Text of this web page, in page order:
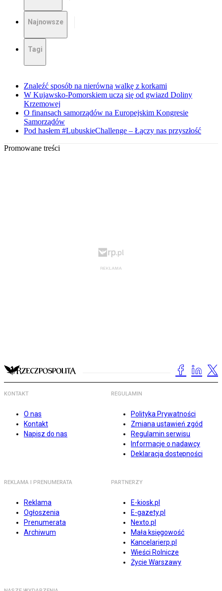
Najnowsze
Tagi
Znaleźć sposób na nierówną walkę z korkami
W Kujawsko-Pomorskiem uczą się od gwiazd Doliny
Krzemowej
O finansach samorządów na Europejskim Kongresie
Samorządów
Pod hasłem #LubuskieChallenge – Łączy nas przyszłość
Promowane treści
KONTAKT
O nas
Kontakt
Napisz do nas
REGULAMIN
Polityka Prywatności
Zmiana ustawień zgód
Regulamin serwisu
Informacje o nadawcy
Deklaracja dostępności
REKLAMA I PRENUMERATA
Reklama
Ogłoszenia
Prenumerata
Archiwum
PARTNERZY
E-kiosk.pl
E-gazety.pl
Nexto.pl
Mała księgowość
Kancelarierp.pl
Wieści Rolnicze
Życie Warszawy